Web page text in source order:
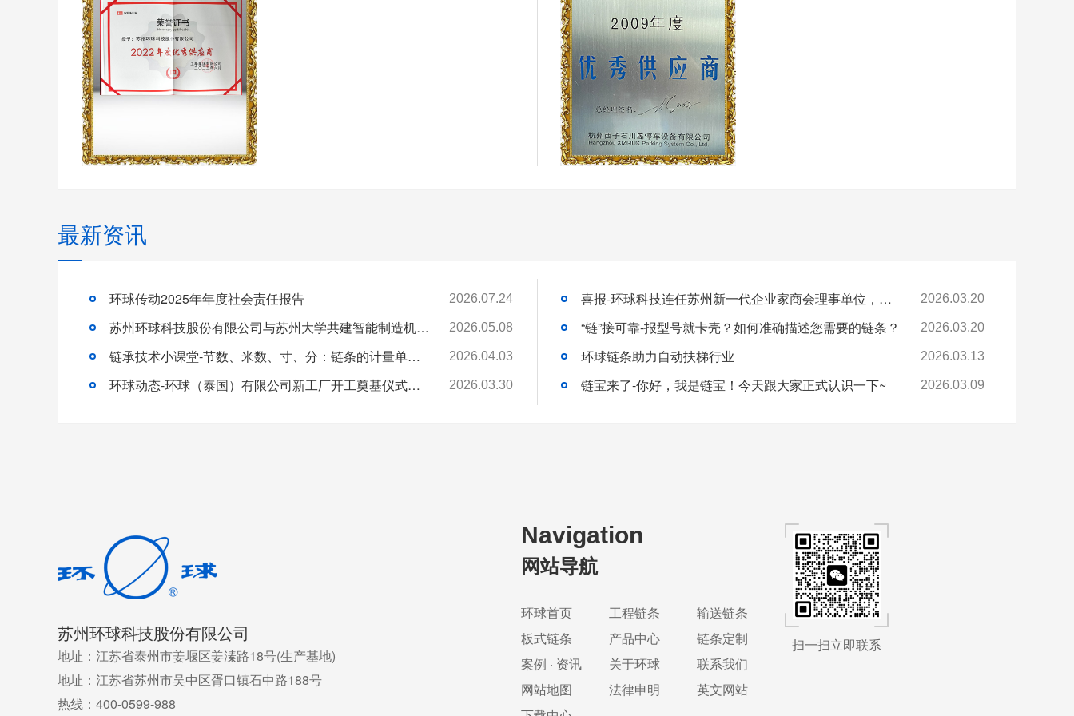
最新资讯
环球传动2025年年度社会责任报告 2026.07.24
苏州环球科技股份有限公司与苏州大学共建智能制造机器人研究院 2026.05.08
链承技术小课堂-节数、米数、寸、分：链条的计量单位，你分得清吗？ 2026.04.03
环球动态-环球（泰国）有限公司新工厂开工奠基仪式圆满礼成！全球化战略迈出坚实一步 2026.03.30
喜报-环球科技连任苏州新一代企业家商会理事单位，总经理黄雅丹女士获“锐意进取奖” 2026.03.20
“链”接可靠-报型号就卡壳？如何准确描述您需要的链条？ 2026.03.20
环球链条助力自动扶梯行业 2026.03.13
链宝来了-你好，我是链宝！今天跟大家正式认识一下~ 2026.03.09
苏州环球科技股份有限公司
地址：江苏省泰州市姜堰区姜溱路18号(生产基地)
地址：江苏省苏州市吴中区胥口镇石中路188号
热线：400-0599-988
Navigation
网站导航
环球首页 工程链条
输送链条
板式链条
产品中心
链条定制
案例 · 资讯
关于环球
联系我们
网站地图
法律申明
英文网站
扫一扫立即联系